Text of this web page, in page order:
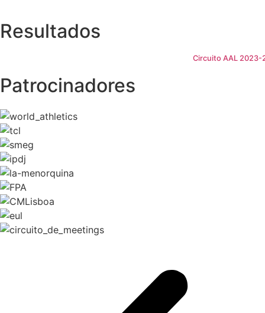
Resultados
Circuito AAL 2023-
Patrocinadores